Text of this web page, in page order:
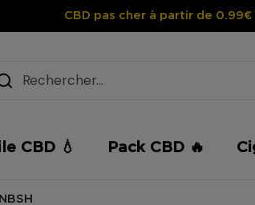
CBD pas cher à partir de 0.99€
CBD 💧 Pack CBD 🔥